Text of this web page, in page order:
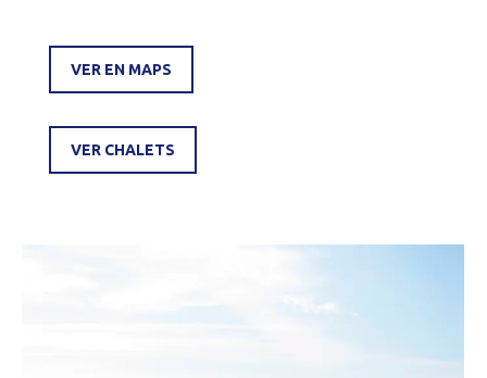
VER EN MAPS
VER CHALETS